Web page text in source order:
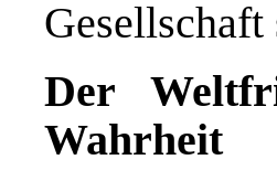
Gesellschaft
Der
Wahrheit